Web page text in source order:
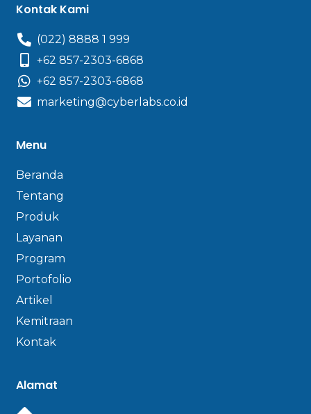
Kontak Kami
(022) 8888 1 999
+62 857-2303-6868
+62 857-2303-6868
marketing@cyberlabs.co.id
Menu
Beranda
Tentang
Produk
Layanan
Program
Portofolio
Artikel
Kemitraan
Kontak
Alamat